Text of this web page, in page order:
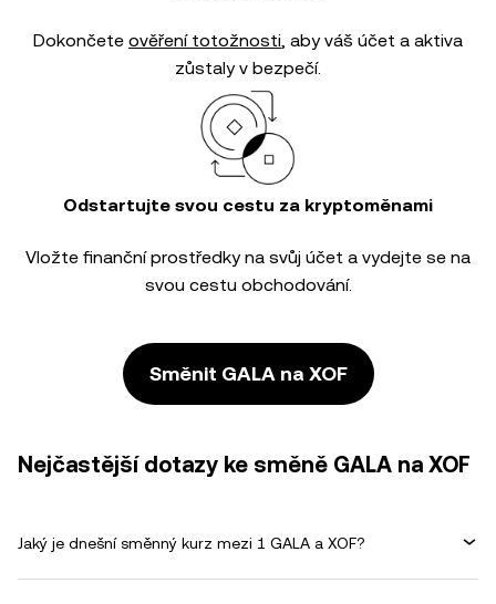
Dokončete ověření totožnosti, aby váš účet a aktiva
zůstaly v bezpečí.
Odstartujte svou cestu za kryptoměnami
Vložte finanční prostředky na svůj účet a vydejte se na
svou cestu obchodování.
Směnit GALA na XOF
Nejčastější dotazy ke směně GALA na XOF
Jaký je dnešní směnný kurz mezi 1 GALA a XOF?